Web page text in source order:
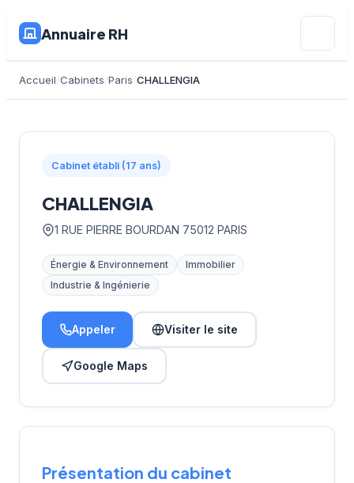
Annuaire RH
Accueil Cabinets Paris CHALLENGIA
Cabinet établi (17 ans)
CHALLENGIA
1 RUE PIERRE BOURDAN 75012 PARIS
Énergie & Environnement
Immobilier
Industrie & Ingénierie
Appeler Visiter le site
Google Maps
Présentation du cabinet